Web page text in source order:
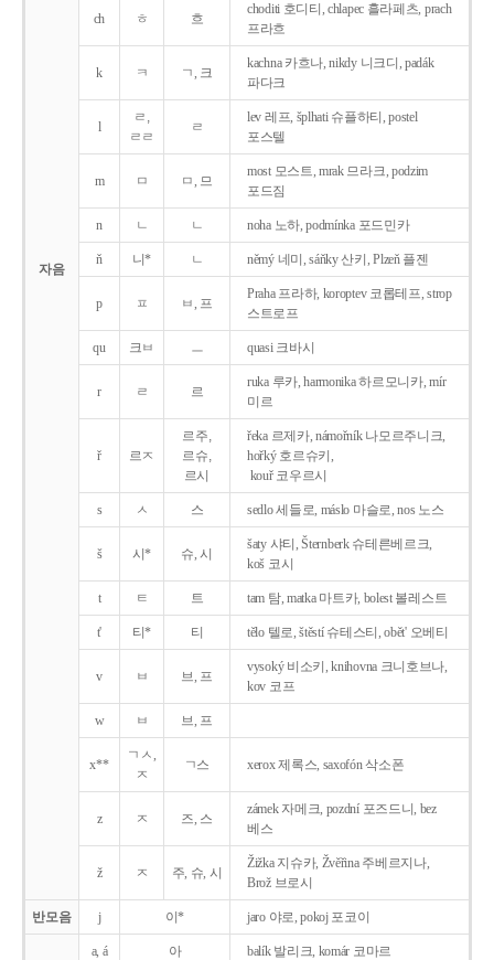
자음
ch ㅎ 흐
choditi 호디티, chlapec 흘라페츠, prach
프라흐
k ㅋ ㄱ, 크
kachna 카흐나, nikdy 니크디, padák
파다크
l
ㄹ,
ㄹㄹ
ㄹ
lev 레프, šplhati 슈플하티, postel
포스텔
m ㅁ ㅁ, 므
most 모스트, mrak 므라크, podzim
포드짐
n ㄴ ㄴ noha 노하, podmínka 포드민카
ň 니* ㄴ němý 네미, sáňky 산키, Plzeň 플젠
p ㅍ ㅂ, 프
Praha 프라하, koroptev 코롭테프, strop
스트로프
qu 크ㅂ ㅡ quasi 크바시
r ㄹ 르
ruka 루카, harmonika 하르모니카, mír
미르
ř 르ㅈ
르주,
르슈,
르시
řeka 르제카, námořník 나모르주니크,
hořký 호르슈키,
kouř 코우르시
s ㅅ 스 sedlo 세들로, máslo 마슬로, nos 노스
š 시* 슈, 시
šaty 샤티, Šternberk 슈테른베르크,
koš 코시
t ㅌ 트 tam 탐, matka 마트카, bolest 볼레스트
t' 티* 티 tělo 텔로, štěstí 슈테스티, obět' 오베티
v ㅂ 브, 프
vysoký 비소키, knihovna 크니호브나,
kov 코프
w ㅂ 브, 프
x**
ㄱㅅ,
ㅈ
ㄱ스 xerox 제록스, saxofón 삭소폰
z ㅈ 즈, 스
zámek 자메크, pozdní 포즈드니, bez
베스
ž ㅈ 주, 슈, 시
Žižka 지슈카, Žvěřina 주베르지나,
Brož 브로시
반모음 j 이* jaro 야로, pokoj 포코이
a, á 아 balík 발리크, komár 코마르